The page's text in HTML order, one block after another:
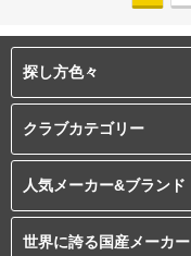
探し方色々
クラブカテゴリー
人気メーカー&ブランド
世界に誇る国産メーカー